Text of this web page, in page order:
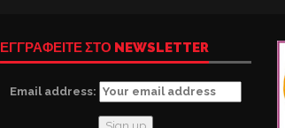
ΕΓΓΡΑΦΕΙΤΕ ΣΤΟ NEWSLETTER
Email address: